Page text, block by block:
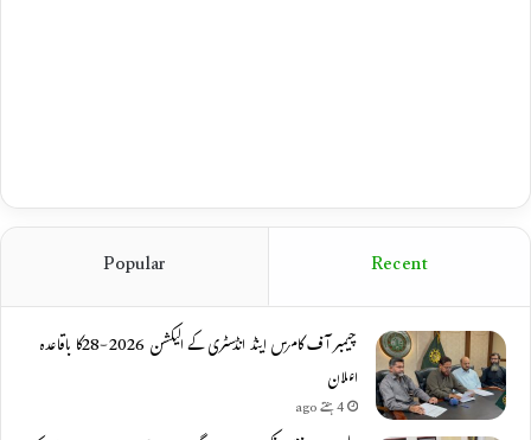
Recent
Popular
چیمبر آف کامرس اینڈ انڈسٹری کے الیکشن 2026-28کا باقاعدہ
اعلان
4 ہفتے ago